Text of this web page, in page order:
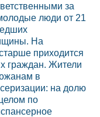
за
люди от 21
На
приходится
граждан. Жители
в
на долю
по